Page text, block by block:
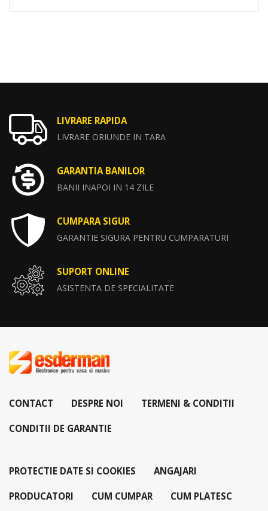
LIVRARE RAPIDA
LIVRARE ORIUNDE IN TARA
GARANTIA BANILOR
BANII INAPOI IN 14 ZILE
CUMPARA SIGUR
GARANTIE SIGURA PENTRU CUMPARATURI
SUPORT ONLINE
ASISTENTA DE SPECIALITATE
CONTACT DESPRE NOI TERMENI & CONDITII
CONDITII DE GARANTIE
PROTECTIE DATE SI COOKIES ANGAJARI
PRODUCATORI CUM CUMPAR CUM PLATESC